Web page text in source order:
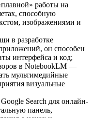
работы на
способную
изображениями и
в разработке
он способен
интерфейса и код;
в NotebookLM —
мультимедийные
визуальные
Search для онлайн-
панель,